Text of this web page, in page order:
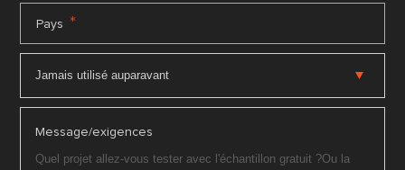
Pays *
Message/exigences